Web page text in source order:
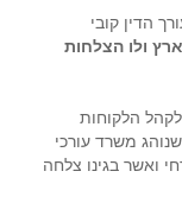
הדין קובי
ולו הצלחות
הלקוחות
משרד עורכי
ואשר בגינו צלחה